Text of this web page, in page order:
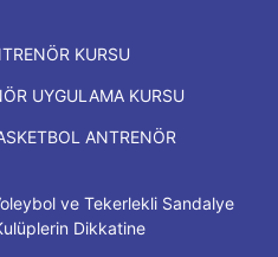
KURSU
UYGULAMA KURSU
ANTRENÖR
ve Tekerlekli Sandalye
Dikkatine